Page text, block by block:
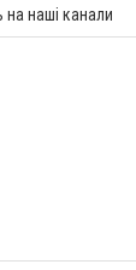
на наші канали